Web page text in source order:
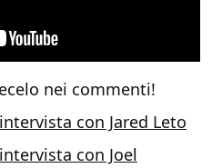
nei commenti!
con Jared Leto
con Joel